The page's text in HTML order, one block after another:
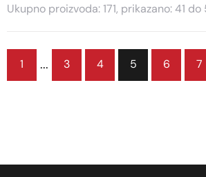
Ukupno proizvoda: 171, prikazano: 41 do
1 ... 3 4 5 6 7